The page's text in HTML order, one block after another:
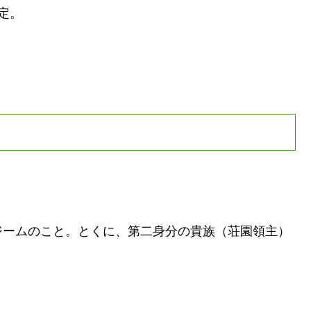
。
ムのこと。とくに、第二身分の貴族（荘園領主）